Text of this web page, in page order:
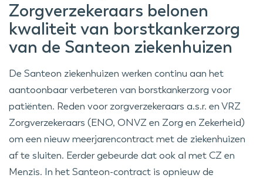
Zorgverzekeraars belonen
kwaliteit van borstkankerzorg
van de Santeon ziekenhuizen
De Santeon ziekenhuizen werken continu aan het
aantoonbaar verbeteren van borstkankerzorg voor
patiënten. Reden voor zorgverzekeraars a.s.r. en VRZ
Zorgverzekeraars (ENO, ONVZ en Zorg en Zekerheid)
om een nieuw meerjarencontract met de ziekenhuizen
af te sluiten. Eerder gebeurde dat ook al met CZ en
Menzis. In het Santeon-contract is opnieuw de